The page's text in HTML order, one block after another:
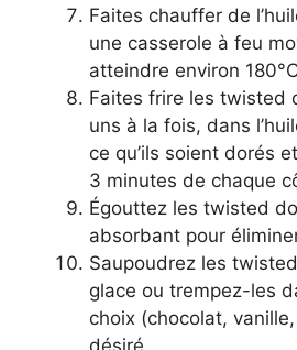
Faites chauffer de
une casserole à feu
atteindre environ
Faites frire les twisted
uns à la fois, dans
ce qu’ils soient dorés
3 minutes de chaque
Égouttez les twisted
absorbant pour éliminer
Saupoudrez les
glace ou trempez-les
choix (chocolat,
désiré.